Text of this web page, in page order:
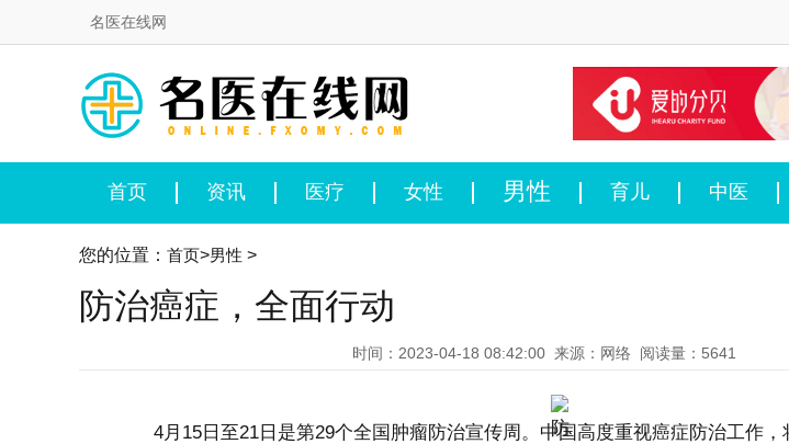
名医在线网
首页 资讯 医疗 女性 男性 育儿 中医
您的位置： 首页>男性 >
防治癌症，全面行动
时间：2023-04-18 08:42:00 来源：网络 阅读量：5641
4月15日至21日是第29个全国肿瘤防治宣传周。中国高度重视癌症防治工作，